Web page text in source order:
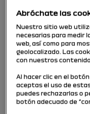
Período de
Seleccione el
correspondiente
matriculación de
30/01/
Abróchate las
Nuestro sitio web
necesarias para medir
web, así como para
geolocalizado. Las
con nuestros
Al hacer clic en el
aceptas el uso de
puedes rechazarlas o
botón adecuado de